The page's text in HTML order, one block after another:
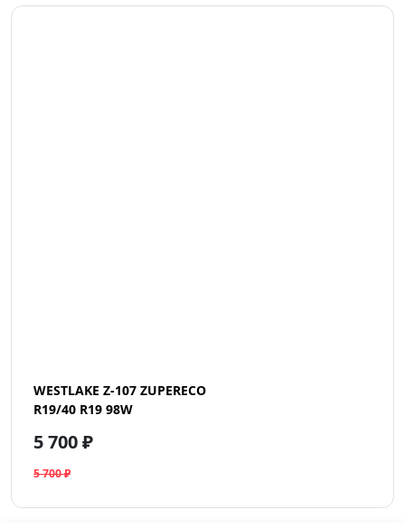
WESTLAKE Z-107 ZUPERECO
R19/40 R19 98W
5 700 ₽
5 700 ₽